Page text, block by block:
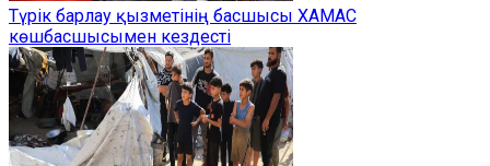
Түрік барлау қызметінің басшысы ХАМАС
көшбасшысымен кездесті